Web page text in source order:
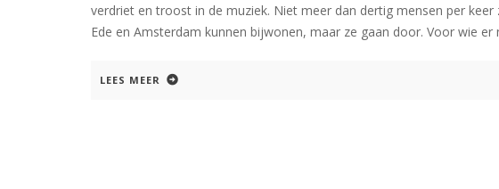
verdriet en troost in de muziek. Niet meer dan dertig mensen per
Ede en Amsterdam kunnen bijwonen, maar ze gaan door. Voor wie
LEES MEER